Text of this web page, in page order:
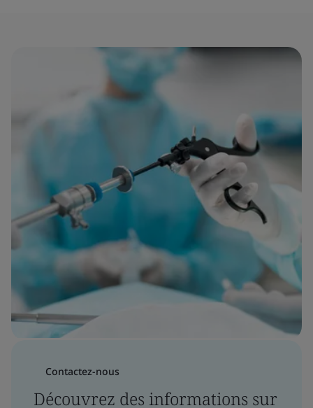
Contactez-nous
Découvrez des informations sur